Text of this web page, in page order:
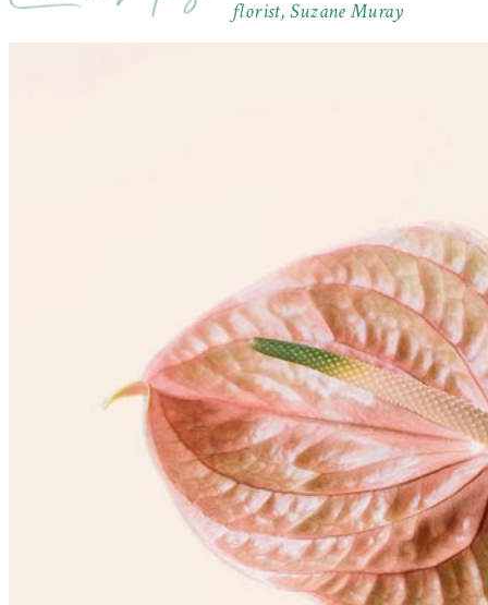
florist, Suzane Muray